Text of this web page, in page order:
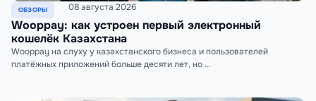
ОБЗОРЫ 08 августа 2026
Wooppay: как устроен первый электронный
кошелёк Казахстана
Wooppay на слуху у казахстанского бизнеса и пользователей
платёжных приложений больше десяти лет, но ...